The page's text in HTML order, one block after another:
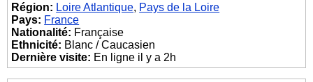
Région: Loire Atlantique, Pays de la Loire
Pays: France
Nationalité: Française
Ethnicité: Blanc / Caucasien
Dernière visite: En ligne il y a 2h